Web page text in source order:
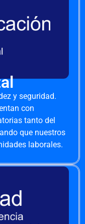
y seguridad.
con
tanto del
que nuestros
laborales.